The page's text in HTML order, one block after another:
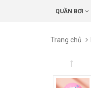
QUẦN BƠI
Trang chủ